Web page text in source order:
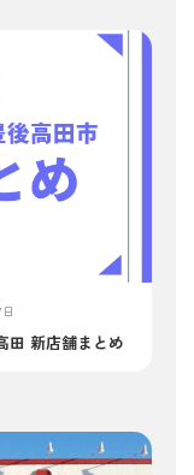
新店舗まとめ